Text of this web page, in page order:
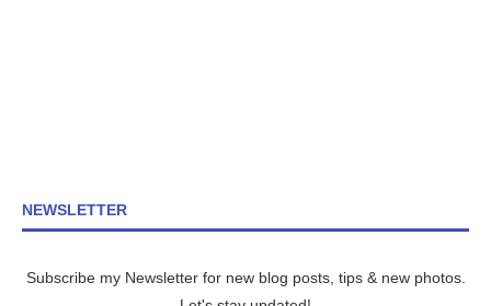
NEWSLETTER
Subscribe my Newsletter for new blog posts, tips & new photos.